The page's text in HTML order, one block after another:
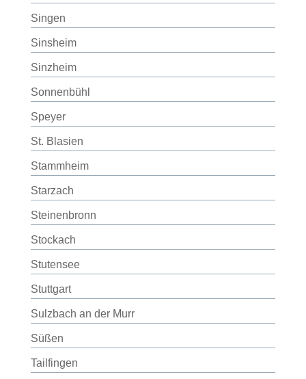
Singen
Sinsheim
Sinzheim
Sonnenbühl
Speyer
St. Blasien
Stammheim
Starzach
Steinenbronn
Stockach
Stutensee
Stuttgart
Sulzbach an der Murr
Süßen
Tailfingen